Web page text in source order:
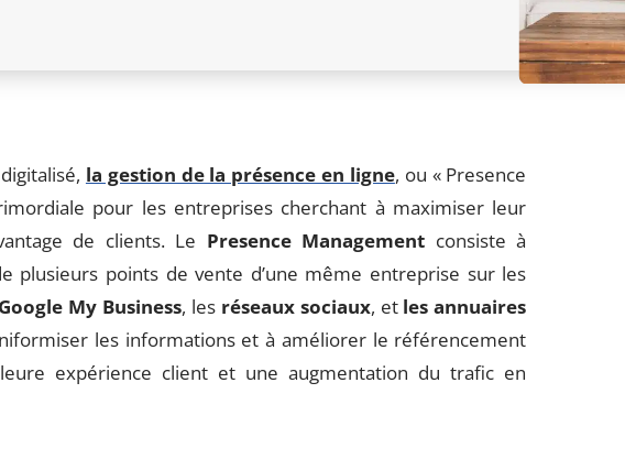
la gestion de la présence en ligne, ou « Presence
pour les entreprises cherchant à maximiser leur
de clients. Le Presence Management consiste à
plusieurs points de vente d’une même entreprise sur les
Google My Business, les réseaux sociaux, etles annuaires
les informations et à améliorer le référencement
expérience client et une augmentation du trafic en